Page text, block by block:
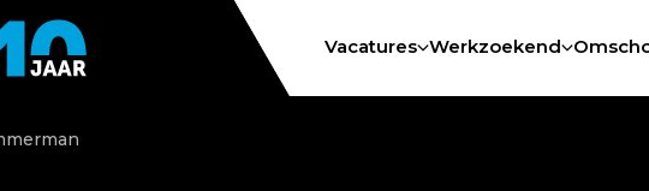
Vacatures Werkzoekend